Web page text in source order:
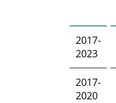
2017-
2023
2017-
2020